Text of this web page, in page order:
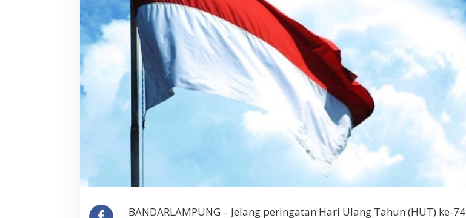
a
n
H
b
a
n
BANDARLAMPUNG – Jelang peringatan Hari Ulang Tahun (HUT) ke-74